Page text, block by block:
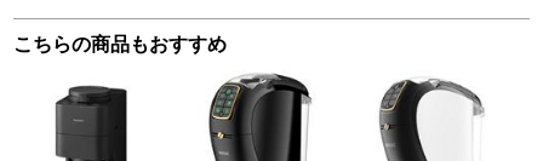
こちらの商品もおすすめ